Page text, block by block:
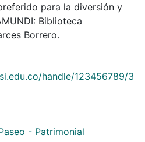
para la diversión y
Biblioteca
Borrero.
handle/123456789/3
- Patrimonial